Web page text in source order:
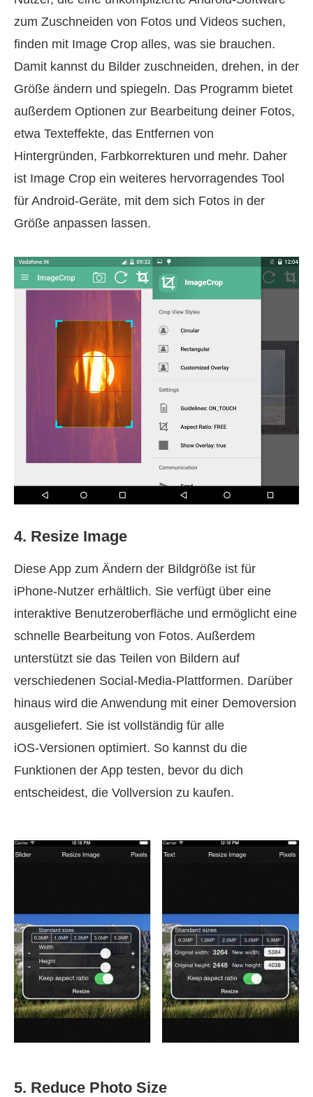
zum Zuschneiden von Fotos und Videos suchen,
finden mit Image Crop alles, was sie brauchen.
Damit kannst du Bilder zuschneiden, drehen, in der
Größe ändern und spiegeln. Das Programm bietet
außerdem Optionen zur Bearbeitung deiner Fotos,
etwa Texteffekte, das Entfernen von
Hintergründen, Farbkorrekturen und mehr. Daher
ist Image Crop ein weiteres hervorragendes Tool
für Android-Geräte, mit dem sich Fotos in der
Größe anpassen lassen.
4. Resize Image
Diese App zum Ändern der Bildgröße ist für
iPhone‑Nutzer erhältlich. Sie verfügt über eine
interaktive Benutzeroberfläche und ermöglicht eine
schnelle Bearbeitung von Fotos. Außerdem
unterstützt sie das Teilen von Bildern auf
verschiedenen Social-Media-Plattformen. Darüber
hinaus wird die Anwendung mit einer Demoversion
ausgeliefert. Sie ist vollständig für alle
iOS‑Versionen optimiert. So kannst du die
Funktionen der App testen, bevor du dich
entscheidest, die Vollversion zu kaufen.
5. Reduce Photo Size